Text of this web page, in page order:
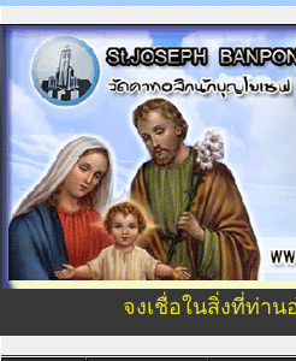
จงเชื่อในสิ่งที่ท่า